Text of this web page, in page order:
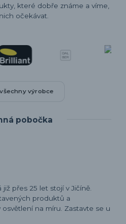
které dobře známe a víme,
očekávat.
výrobce
pobočka
přes 25 let stojí v Jičíně.
produktů a
na míru. Zastavte se u